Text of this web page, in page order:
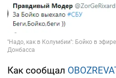
Как сообщал